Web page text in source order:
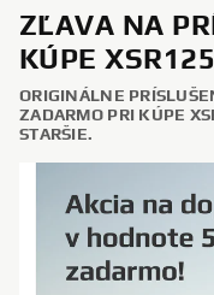
ZĽAVA NA
KÚPE
ORIGINÁLNE
ZADARMO PRI KÚPE
STARŠIE.